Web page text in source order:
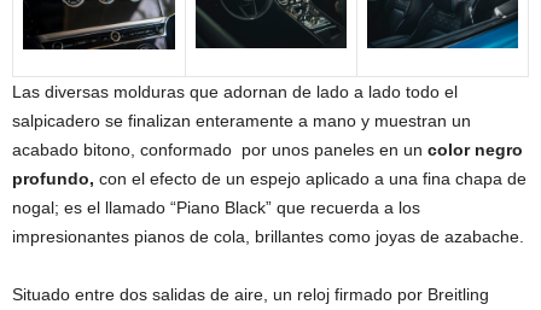
Las diversas molduras que adornan de lado a lado todo el
salpicadero se finalizan enteramente a mano y muestran un
acabado bitono, conformado por unos paneles en un color negro
profundo, con el efecto de un espejo aplicado a una fina chapa de
nogal; es el llamado “Piano Black” que recuerda a los
impresionantes pianos de cola, brillantes como joyas de azabache.
Situado entre dos salidas de aire, un reloj firmado por Breitling